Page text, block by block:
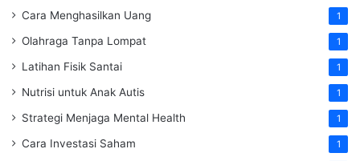
Cara Menghasilkan Uang 1
Olahraga Tanpa Lompat 1
Latihan Fisik Santai 1
Nutrisi untuk Anak Autis 1
Strategi Menjaga Mental Health 1
Cara Investasi Saham 1